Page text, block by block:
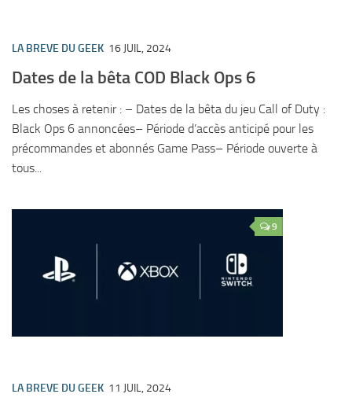
LA BREVE DU GEEK 16 JUIL, 2024
Dates de la bêta COD Black Ops 6
Les choses à retenir : – Dates de la bêta du jeu Call of Duty :
Black Ops 6 annoncées– Période d’accès anticipé pour les
précommandes et abonnés Game Pass– Période ouverte à
tous...
9
LA BREVE DU GEEK 11 JUIL, 2024